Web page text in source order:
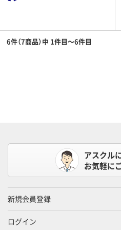
6件（7商品）中 1件目～6件目
アスクル
お気軽に
新規会員登録
ログイン